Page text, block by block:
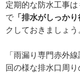
定期的な防水工事
で 「排水がしっか
クしておきましょう
「雨漏り専門赤外
回の様な排水口周